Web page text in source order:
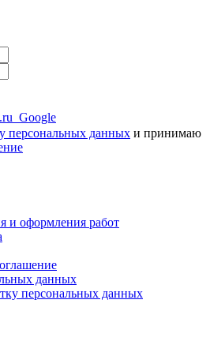
Google
персональных данных и принимаю
и оформления работ
данных
персональных данных